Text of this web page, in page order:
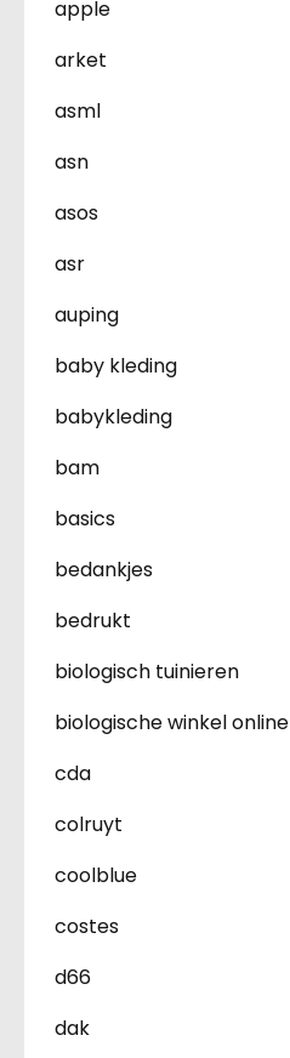
apple
arket
asml
asn
asos
asr
auping
baby kleding
babykleding
bam
basics
bedankjes
bedrukt
biologisch tuinieren
biologische winkel online
cda
colruyt
coolblue
costes
d66
dak